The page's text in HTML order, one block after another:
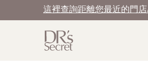
這裡查詢距離您最近的門